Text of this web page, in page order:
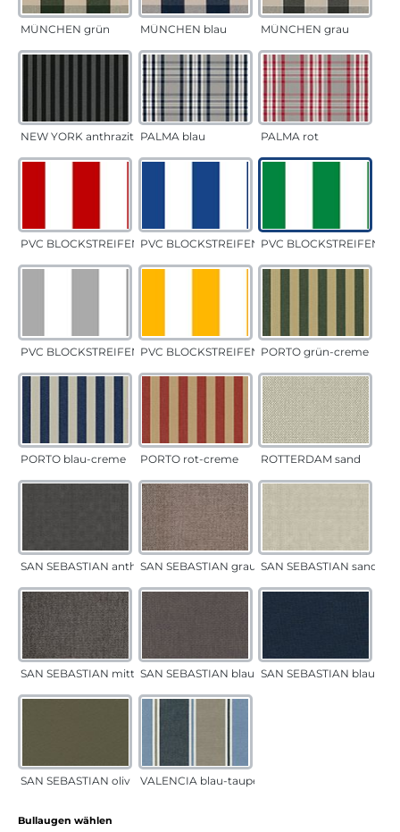
MÜNCHEN grün MÜNCHEN blau MÜNCHEN grau
NEW YORK anthrazit PALMA blau PALMA rot
PVC BLOCKSTREIFEN rotPVC BLOCKSTREIFEN blauPVC BLOCKSTREIFEN
PVC BLOCKSTREIFEN grauPVC BLOCKSTREIFEN gelbPORTO grün-creme
PORTO blau-creme PORTO rot-creme ROTTERDAM sand
SAN SEBASTIAN anthrazitSAN SEBASTIAN grau-sandSAN SEBASTIAN sand
SAN SEBASTIAN mittelgrauSAN SEBASTIAN blau-sandSAN SEBASTIAN blau
SAN SEBASTIAN oliv VALENCIA blau-taupe
Bullaugen wählen